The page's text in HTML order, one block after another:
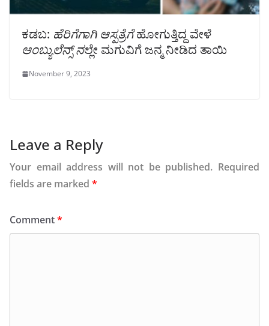
ಕಡಬ: ಹೆರಿಗೆಗಾಗಿ ಆಸ್ಪತ್ರೆಗೆಹೋಗುತ್ತಿದ್ದ ವೇಳೆ
ಆಂಬ್ಯುಲೆನ್ಸ್ ನಲ್ಲೇ ಮಗುವಿಗೆ ಜನ್ಮ ನೀಡಿದ ತಾಯಿ
November 9, 2023
Leave a Reply
Your email address will not be published. Required
fields are marked *
Comment*